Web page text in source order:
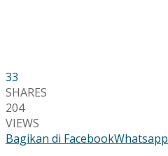
33
SHARES
204
VIEWS
Bagikan di FacebookWhatsapp